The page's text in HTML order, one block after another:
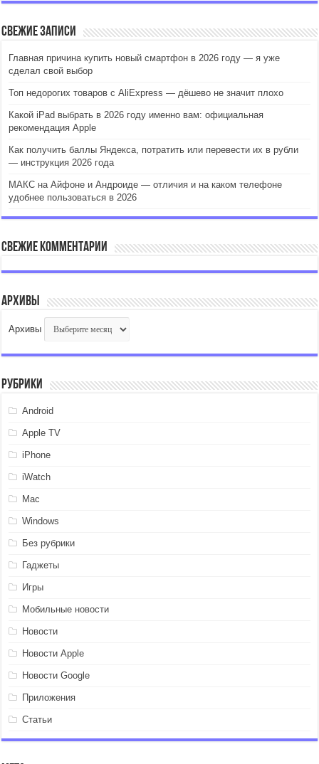
Свежие записи
Главная причина купить новый смартфон в 2026 году — я уже
сделал свой выбор
Топ недорогих товаров с AliExpress — дёшево не значит плохо
Какой iPad выбрать в 2026 году именно вам: официальная
рекомендация Apple
Как получить баллы Яндекса, потратить или перевести их в рубли
— инструкция 2026 года
МАКС на Айфоне и Андроиде — отличия и на каком телефоне
удобнее пользоваться в 2026
Свежие комментарии
Архивы
Архивы
Рубрики
Android
Apple TV
iPhone
iWatch
Mac
Windows
Без рубрики
Гаджеты
Игры
Мобильные новости
Новости
Новости Apple
Новости Google
Приложения
Статьи